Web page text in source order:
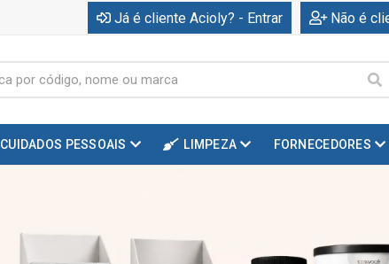
Já é cliente Acioly? - Entrar Não é
CUIDADOS PESSOAIS LIMPEZA FORNECEDORES